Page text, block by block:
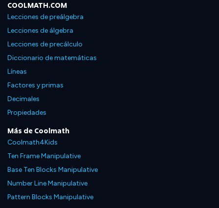
COOLMATH.COM
Lecciones de preálgebra
Lecciones de álgebra
Lecciones de precálculo
Diccionario de matemáticas
Líneas
Factores y primas
Decimales
Propiedades
Más de Coolmath
Coolmath4Kids
Ten Frame Manipulative
Base Ten Blocks Manipulative
Number Line Manipulative
Pattern Blocks Manipulative